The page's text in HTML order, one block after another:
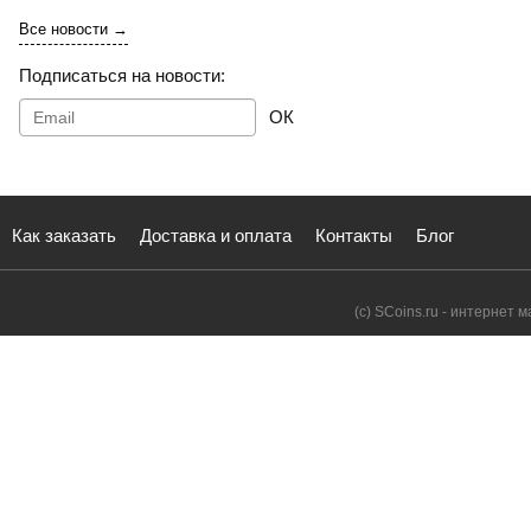
Все новости →
Подписаться на новости:
ОК
Как заказать Доставка и оплата Контакты Блог
(с) SCoins.ru - интернет